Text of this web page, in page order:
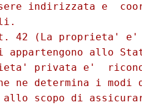
indirizzata e
42 (La proprieta'
appartengono allo
privata e'
ne determina i modi
scopo di